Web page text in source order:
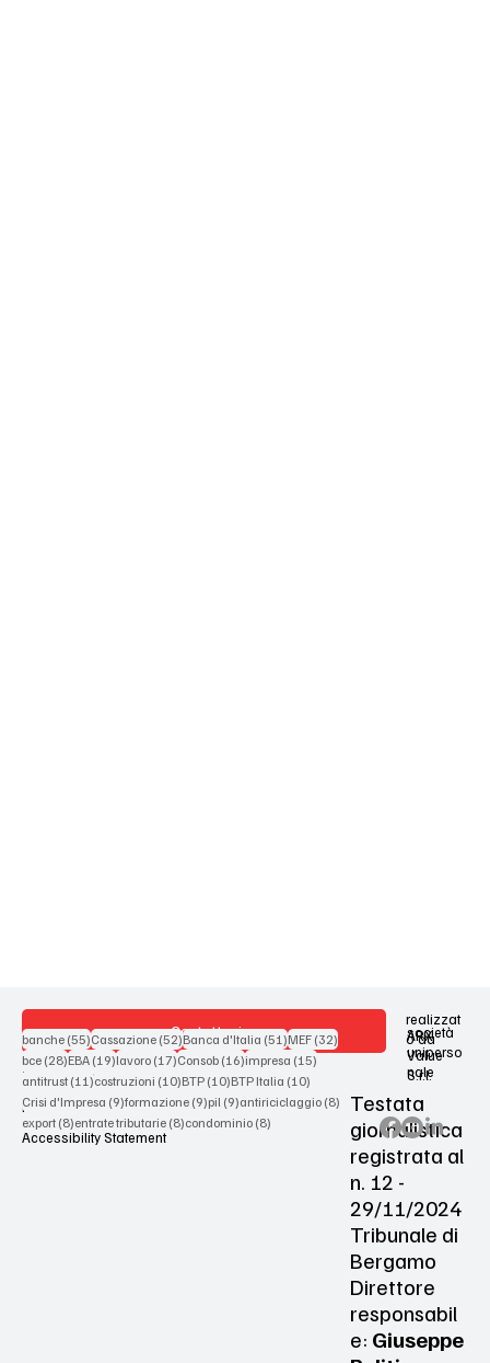
Contattaci
Terms & Conditions
Privacy Policy
Accessibility Statement
realizzat
o da
società
uniperso
nale
ARX
Value
S.r.l.
Testata
giornalistica
registrata al
n. 12 -
29/11/2024
Tribunale di
Bergamo
Direttore
responsabil
e: Giuseppe
banche (55)55 post
Cassazione (52)52 post
Banca d'Italia (51)51 post
MEF (32)32 post
bce (28)28 post
EBA (19)19 post
lavoro (17)17 post
Consob (16)16 post
impresa (15)15 post
antitrust (11)11 post
costruzioni (10)10 post
BTP (10)10 post
BTP Italia (10)10 post
Crisi d'Impresa (9)9 post
formazione (9)9 post
pil (9)9 post
antiriciclaggio (8)8 post
export (8)8 post
entrate tributarie (8)8 post
condominio (8)8 post